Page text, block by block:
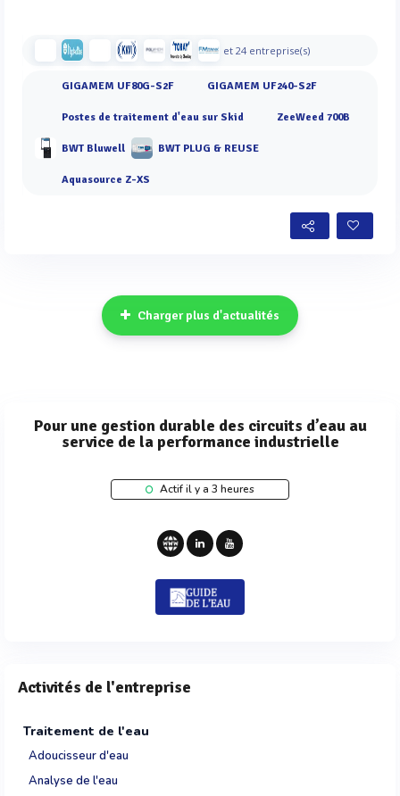
et 24 entreprise(s)
GIGAMEM UF80G-S2F GIGAMEM UF240-S2F
Postes de traitement d'eau sur Skid ZeeWeed 700B
BWT Bluwell BWT PLUG & REUSE
Aquasource Z-XS
Charger plus d'actualités
Pour une gestion durable des circuits d’eau au
service de la performance industrielle
Actif il y a 3 heures
Activités de l'entreprise
Traitement de l'eau
Adoucisseur d'eau
Analyse de l'eau